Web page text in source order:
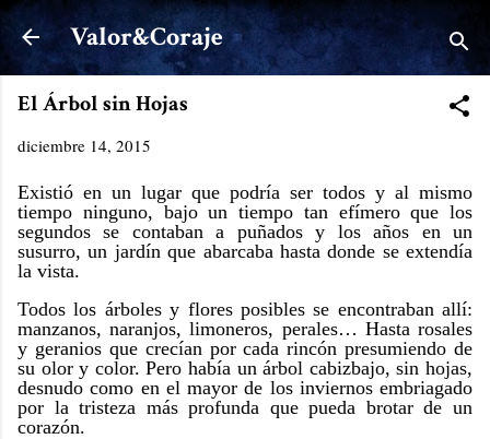
Ir al contenido principal
Valor&Coraje
El Árbol sin Hojas
diciembre 14, 2015
Existió en un lugar que podría ser todos y al mismo
tiempo ninguno, bajo un tiempo tan efímero que los
segundos se contaban a puñados y los años en un
susurro, un jardín que abarcaba hasta donde se extendía
la vista.
Todos los árboles y flores posibles se encontraban allí:
manzanos, naranjos, limoneros, perales… Hasta rosales
y geranios que crecían por cada rincón presumiendo de
su olor y color. Pero había un árbol cabizbajo, sin hojas,
desnudo como en el mayor de los inviernos embriagado
por la tristeza más profunda que pueda brotar de un
corazón.